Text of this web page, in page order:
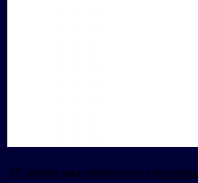
12 июня мы отмечали